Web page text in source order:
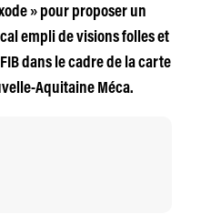
» pour proposer un
empli de visions folles et
dans le cadre de la carte
Aquitaine Méca.